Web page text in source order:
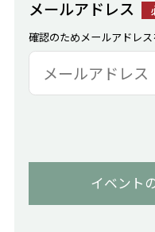
メールアドレス
確認のためメールアドレス
イベント